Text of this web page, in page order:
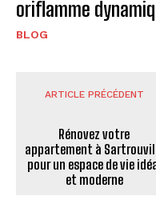
oriflamme
BLOG
ARTICLE PRÉCÉDENT
Rénovez votre
appartement à
pour un espace de vie
et moderne